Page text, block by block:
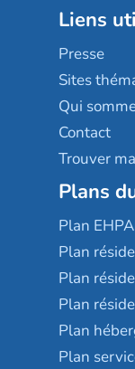
Les
Sérénys
Liens
Presse
Sites
Qui
Contact
Trouver
Plans
Plan
Plan
Plan
Plan
Plan
Plan